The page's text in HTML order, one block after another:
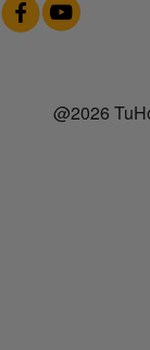
@2026